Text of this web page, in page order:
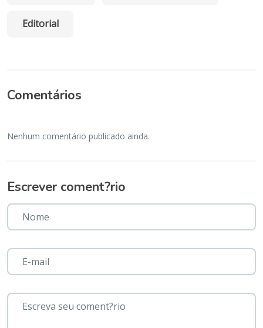
Editorial
Comentários
Nenhum comentário publicado ainda.
Escrever coment?rio